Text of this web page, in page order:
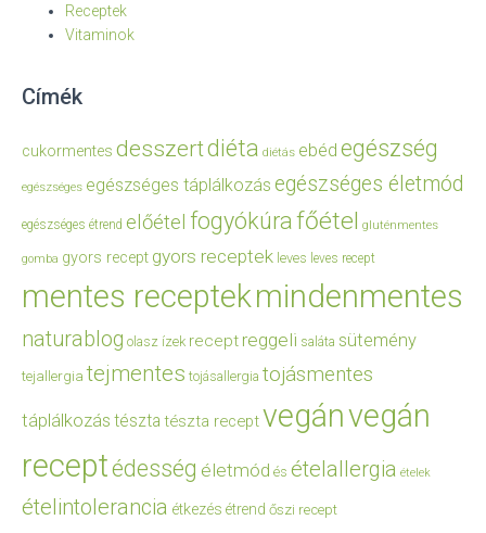
Receptek
Vitaminok
Címék
cukormentes desszertdiéta diétás ebéd egészség
egészséges egészséges táplálkozás egészséges életmód
egészséges étrend előétel fogyókúrafőétel gluténmentes
gomba gyors recept gyors receptek leves leves recept
mentes receptekmindenmentes
naturablog olasz ízek recept reggeli saláta sütemény
tejallergia tejmentes tojásallergia tojásmentes
táplálkozás tészta tészta receptvegánvegán
receptédesség életmód és ételallergia ételek
ételintolerancia étkezés étrend őszi recept